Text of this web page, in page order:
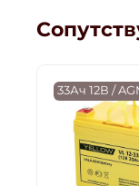
33Ач 12В /